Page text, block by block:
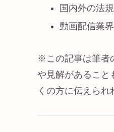
国内外の法
動画配信業
※この記事は筆者
や見解があること
くの方に伝えられ